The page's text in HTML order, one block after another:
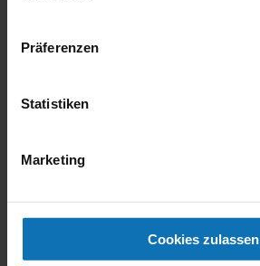
Präferenzen
Statistiken
Marketing
Cookies zulassen
Stropek Biografie ist am Markt
←Honda Cup-Buch fast fertig